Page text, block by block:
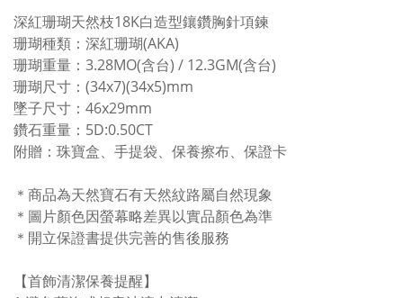
深紅珊瑚天然枝18K白造型鑲鑽胸針項鍊
珊瑚種類：深紅珊瑚(AKA)
珊瑚重量：3.28MO(含台) / 12.3GM(含台)
珊瑚尺寸：(34x7)(34x5)mm
墜子尺寸：46x29mm
鑽石重量：5D:0.50CT
附贈：珠寶盒、手提袋、保養擦布、保證卡
＊商品為天然寶石有天然紋路屬自然現象
＊圖片顏色因螢幕略差異以實品顏色為準
＊開立保證書提供完善的售後服務
【首飾清潔保養提醒】